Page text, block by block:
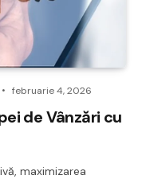
februarie 4, 2026
de Vânzări cu
maximizarea